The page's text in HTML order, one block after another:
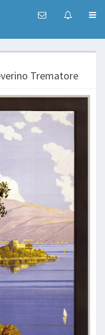
Trematore